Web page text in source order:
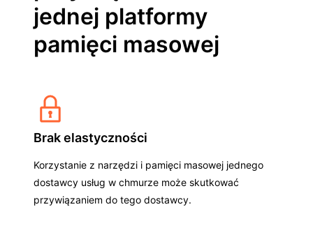
jednej platformy
pamięci masowej
Brak elastyczności
Korzystanie z narzędzi i pamięci masowej jednego
dostawcy usług w chmurze może skutkować
przywiązaniem do tego dostawcy.